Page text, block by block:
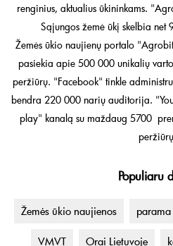
renginius, aktualius ūkininkams.
Sąjungos žemė ūkį skelbia net
Žemės ūkio naujienų portalo
pasiekia apie 500 000 unikalių
peržiūrų. "Facebook" tinkle
bendra 220 000 narių auditorija.
play" kanalą su maždaug 5700
Populiaru
Žemės ūkio naujienos parama
VMVT Orai Lietuvoje